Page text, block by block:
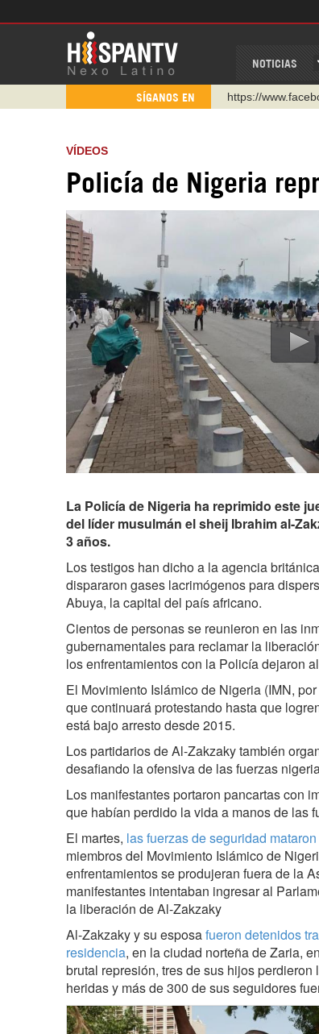
NOTICIAS
SÍGANOS EN
https://
https://
https://
VÍDEOS
Policía de Nigeria
La Policía de Nigeria ha reprimido este
del líder musulmán el sheij Ibrahim al-
3 años.
Los testigos han dicho a la agencia
dispararon gases lacrimógenos para
Abuya, la capital del país africano.
Cientos de personas se reunieron en las
gubernamentales para reclamar la
los enfrentamientos con la Policía dejaron
El Movimiento Islámico de Nigeria (IMN,
que continuará protestando hasta que
está bajo arresto desde 2015.
Los partidarios de Al-Zakzaky también
desafiando la ofensiva de las fuerzas
Los manifestantes portaron pancartas con
que habían perdido la vida a manos de las
El martes, las fuerzas de seguridad
miembros del Movimiento Islámico de
enfrentamientos se produjeran fuera de la
manifestantes intentaban ingresar al
la liberación de Al-Zakzaky
Al-Zakzaky y su esposafueron detenidos
residencia, en la ciudad norteña de Zaria,
brutal represión, tres de sus hijos
heridas y más de 300 de sus seguidores